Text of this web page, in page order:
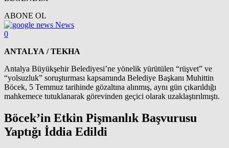
ABONE OL
News
0
ANTALYA / TEKHA
Antalya Büyükşehir Belediyesi’ne yönelik yürütülen “rüşvet” ve
“yolsuzluk” soruşturması kapsamında Belediye Başkanı Muhittin
Böcek, 5 Temmuz tarihinde gözaltına alınmış, aynı gün çıkarıldığı
mahkemece tutuklanarak görevinden geçici olarak uzaklaştırılmıştı.
Böcek’in Etkin Pişmanlık Başvurusu
Yaptığı İddia Edildi